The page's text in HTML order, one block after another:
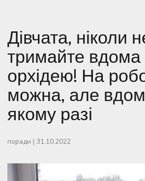
Дівчата, ніколи
тримайте вдома
орхідею! На
можна, але
якому разі
поради | 31.10.2022